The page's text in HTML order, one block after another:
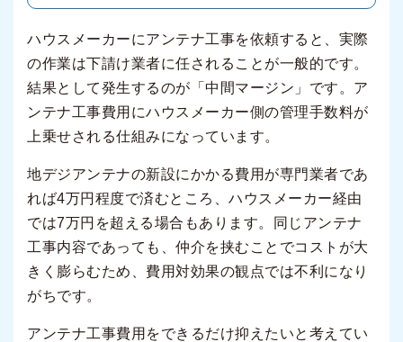
ハウスメーカーにアンテナ工事を依頼すると、実際
の作業は下請け業者に任されることが一般的です。
結果として発生するのが「中間マージン」です。ア
ンテナ工事費用にハウスメーカー側の管理手数料が
上乗せされる仕組みになっています。
地デジアンテナの新設にかかる費用が専門業者であ
れば4万円程度で済むところ、ハウスメーカー経由
では7万円を超える場合もあります。同じアンテナ
工事内容であっても、仲介を挟むことでコストが大
きく膨らむため、費用対効果の観点では不利になり
がちです。
アンテナ工事費用をできるだけ抑えたいと考えてい